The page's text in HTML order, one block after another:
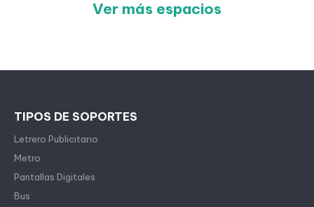
Ver más espacios
TIPOS DE SOPORTES
Letrero Publicitario
Metro
Pantallas Digitales
Bus